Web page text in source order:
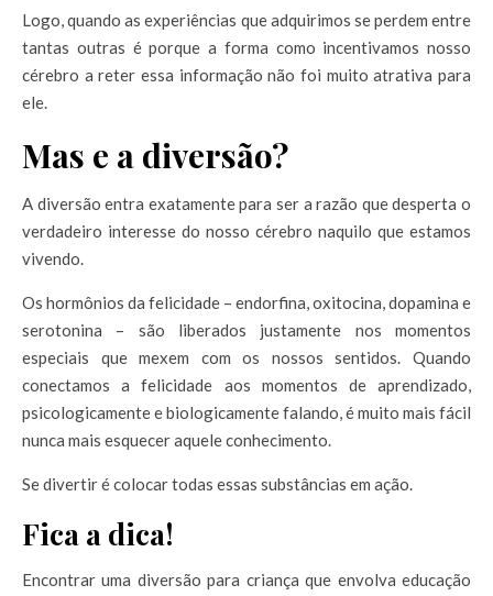
Logo, quando as experiências que adquirimos se perdem entre
tantas outras é porque a forma como incentivamos nosso
cérebro a reter essa informação não foi muito atrativa para
ele.
Mas e a diversão?
A diversão entra exatamente para ser a razão que desperta o
verdadeiro interesse do nosso cérebro naquilo que estamos
vivendo.
Os hormônios da felicidade – endorfina, oxitocina, dopamina e
serotonina – são liberados justamente nos momentos
especiais que mexem com os nossos sentidos. Quando
conectamos a felicidade aos momentos de aprendizado,
psicologicamente e biologicamente falando, é muito mais fácil
nunca mais esquecer aquele conhecimento.
Se divertir é colocar todas essas substâncias em ação.
Fica a dica!
Encontrar uma diversão para criança que envolva educação